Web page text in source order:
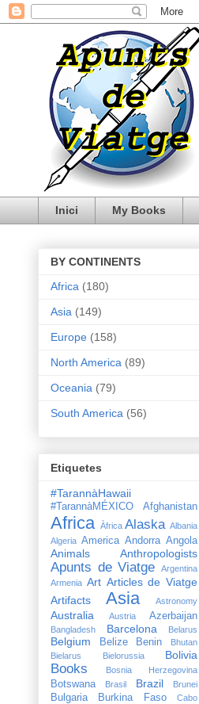
Inici My Books
BY CONTINENTS
Africa (180)
Asia (149)
Europe (158)
North America (89)
Oceania (79)
South America (56)
Etiquetes
#TarannàHawaii
#TarannàMÉXICO Afghanistan
Africa Àfrica Alaska Albania
Algeria America Andorra Angola
Animals Anthropologists
Apunts de Viatge
Argentina
Armenia Art Articles de Viatge
Artifacts
Asia Astronomy
Australia Austria Azerbaijan
Bangladesh Barcelona Belarus
Belgium Belize Benin
Bhutan
Bielarus
Bielorussia Bolivia
Books Bosnia Herzegovina
Botswana Brasil Brazil Brunei
Bulgaria Burkina Faso
Cabo